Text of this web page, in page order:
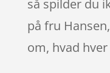
så spilder du
på fru
om, hvad